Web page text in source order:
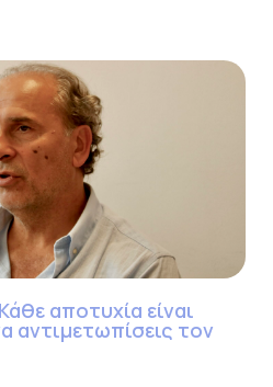
αποτυχία είναι
αντιμετωπίσεις τον